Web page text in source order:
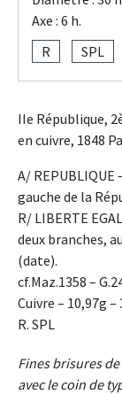
Axe : 6 h.
R
SPL
IIe République,
en cuivre, 1848
A/ REPUBLIQUE
gauche de la
R/ LIBERTE
deux branches,
(date).
cf.Maz.1358 –
Cuivre – 10,97g –
R. SPL
Fines brisures
avec le coin de